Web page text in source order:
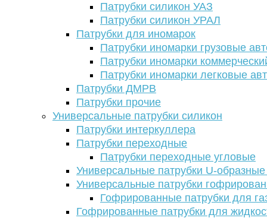
Патрубки силикон УАЗ
Патрубки силикон УРАЛ
Патрубки для иномарок
Патрубки иномарки грузовые
Патрубки иномарки
Патрубки иномарки легковые
Патрубки ДМРВ
Патрубки прочие
Универсальные патрубки силикон
Патрубки интеркуллера
Патрубки переходные
Патрубки переходные угловые
Универсальные патрубки U-
Универсальные патрубки
Гофрированные патрубки для
Гофрированные патрубки для